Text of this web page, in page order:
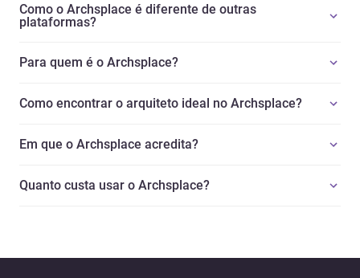
Como o Archsplace é diferente de outras
plataformas?
Para quem é o Archsplace?
Como encontrar o arquiteto ideal no Archsplace?
Em que o Archsplace acredita?
Quanto custa usar o Archsplace?